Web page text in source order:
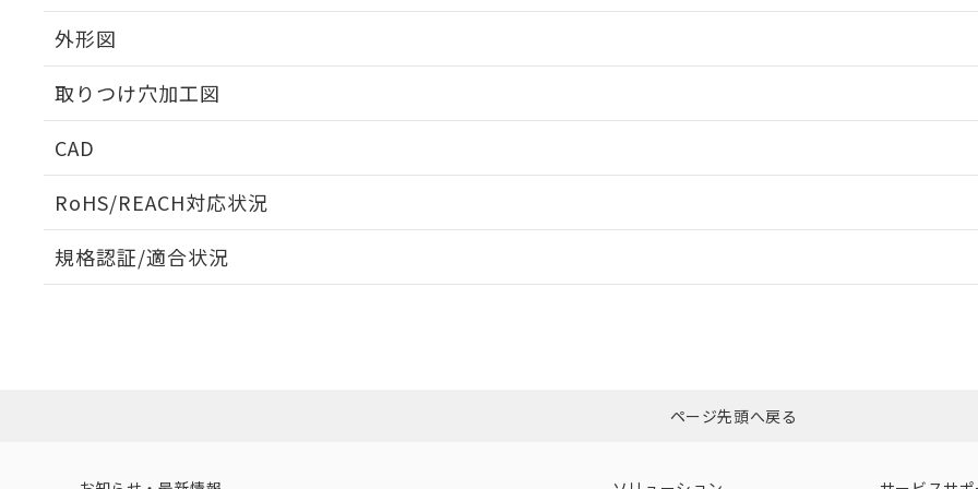
外形図
取りつけ穴加工図
CAD
RoHS/REACH対応状況
EU RoHS 注意事項・凡例
ダウンロードはこちら
規格認証/適合状況
ページ先頭へ戻る